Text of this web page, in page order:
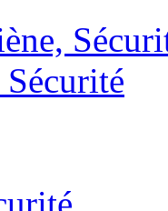
Sécurité